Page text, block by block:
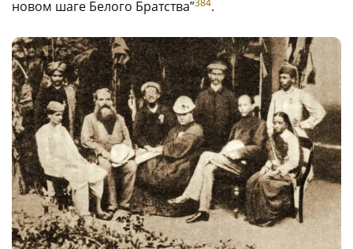
новом шаге Белого Братства”384.